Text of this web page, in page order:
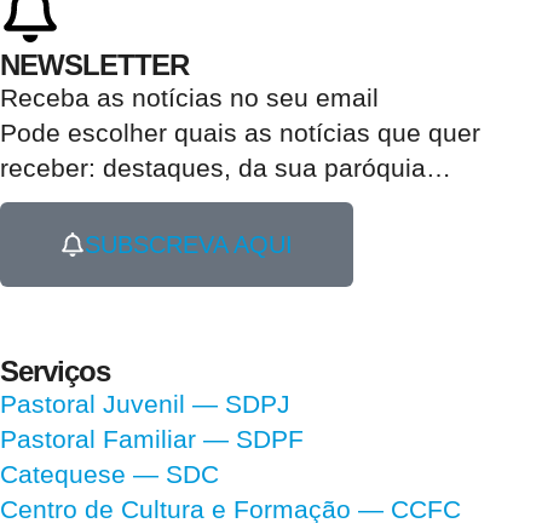
NEWSLETTER
Receba as notícias no seu email​
Pode escolher quais as notícias que quer
receber: destaques, da sua paróquia…
SUBSCREVA AQUI
Serviços
Pastoral Juvenil — SDPJ
Pastoral Familiar — SDPF
Catequese — SDC
Centro de Cultura e Formação — CCFC